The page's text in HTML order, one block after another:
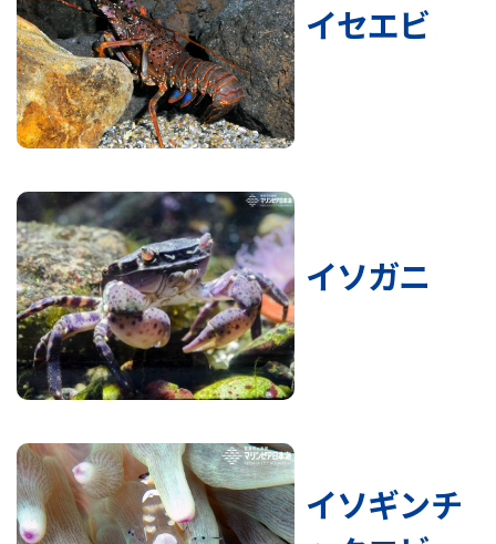
イセエビ
イソガニ
イソギンチ